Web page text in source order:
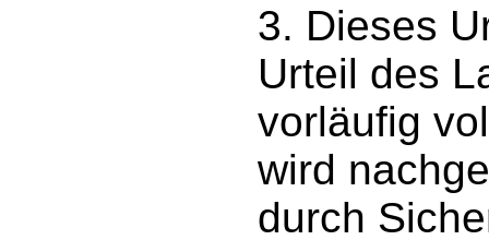
3. Dieses
Urteil des
vorläufig
wird
durch